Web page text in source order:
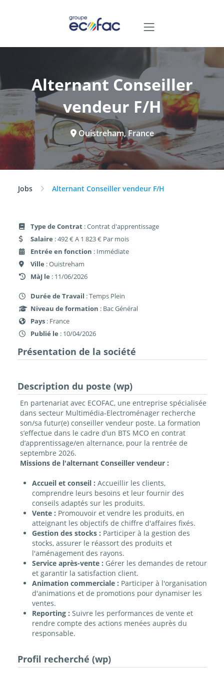
Alternant Conseiller
vendeur F/H
Ouistreham, France
Jobs Alternant Conseiller vendeur F/H
Type de Contrat : Contrat d'apprentissage
Salaire : 492 € A 1 823 € Par mois
Entrée en fonction : Immédiate
Ville : Ouistreham
MàJ le : 11/06/2026
Durée de Travail : Temps Plein
Niveau de formation : Bac Général
Pays : France
Publié le : 10/04/2026
Présentation de la société
Description du poste (wp)
En partenariat avec ECOFAC, une entreprise spécialisée
dans secteur Multimédia-Electroménager recherche
son/sa futur(e) conseiller vendeur poste. La formation
s’effectue dans le cadre d’un BTS MCO en contrat
d’apprentissage/en alternance, pour la rentrée de
septembre 2026.
Missions de l'alternant Conseiller vendeur :
Accueil et conseil : Accueillir les clients,
comprendre leurs besoins et leur fournir des
conseils adaptés sur les produits.
Vente : Promouvoir et vendre les produits, en
atteignant les objectifs de chiffre d'affaires fixés.
Gestion des stocks : Participer à la gestion des
stocks, assurer le réassort des produits et
l'aménagement des rayons.
Service après-vente : Gérer les demandes de retour
et garantir la satisfaction client.
Animation commerciale : Participer à l'organisation
d'animations et de promotions pour dynamiser les
ventes.
Reporting : Suivre les performances de vente et
rendre compte des actions menées auprès du
responsable.
Profil recherché (wp)